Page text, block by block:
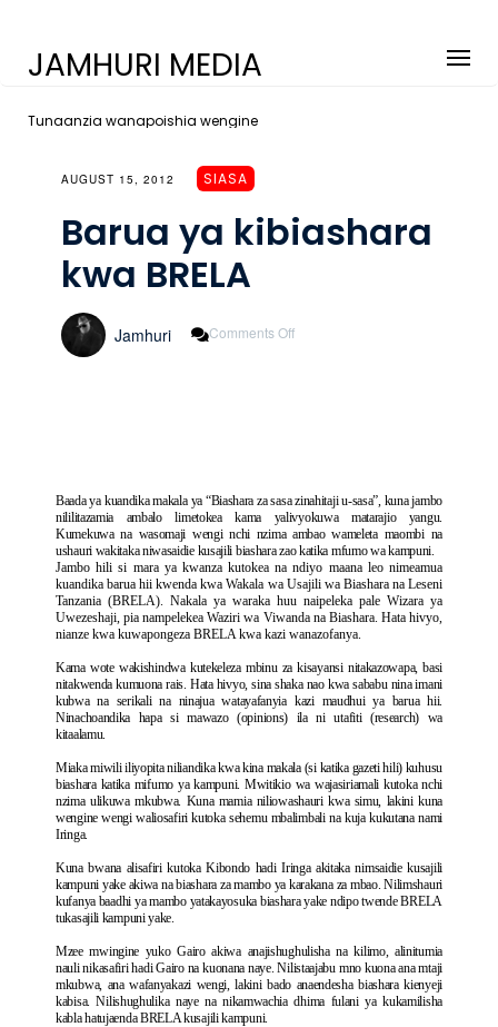
JAMHURI MEDIA
Tunaanzia wanapoishia wengine
AUGUST 15, 2012 SIASA
Barua ya kibiashara
kwa BRELA
Jamhuri Comments Off
Baada ya kuandika makala ya “Biashara za sasa zinahitaji u-sasa”, kuna jambo
nililitazamia ambalo limetokea kama yalivyokuwa matarajio yangu.
Kumekuwa na wasomaji wengi nchi nzima ambao wameleta maombi na
ushauri wakitaka niwasaidie kusajili biashara zao katika mfumo wa kampuni.
Jambo hili si mara ya kwanza kutokea na ndiyo maana leo nimeamua
kuandika barua hii kwenda kwa Wakala wa Usajili wa Biashara na Leseni
Tanzania (BRELA). Nakala ya waraka huu naipeleka pale Wizara ya
Uwezeshaji, pia nampelekea Waziri wa Viwanda na Biashara. Hata hivyo,
nianze kwa kuwapongeza BRELA kwa kazi wanazofanya.
Kama wote wakishindwa kutekeleza mbinu za kisayansi nitakazowapa, basi
nitakwenda kumuona rais. Hata hivyo, sina shaka nao kwa sababu nina imani
kubwa na serikali na ninajua watayafanyia kazi maudhui ya barua hii.
Ninachoandika hapa si mawazo (opinions) ila ni utafiti (research) wa
kitaalamu.
Miaka miwili iliyopita niliandika kwa kina makala (si katika gazeti hili) kuhusu
biashara katika mifumo ya kampuni. Mwitikio wa wajasiriamali kutoka nchi
nzima ulikuwa mkubwa. Kuna mamia niliowashauri kwa simu, lakini kuna
wengine wengi waliosafiri kutoka sehemu mbalimbali na kuja kukutana nami
Iringa.
Kuna bwana alisafiri kutoka Kibondo hadi Iringa akitaka nimsaidie kusajili
kampuni yake akiwa na biashara za mambo ya karakana za mbao. Nilimshauri
kufanya baadhi ya mambo yatakayosuka biashara yake ndipo twende BRELA
tukasajili kampuni yake.
Mzee mwingine yuko Gairo akiwa anajishughulisha na kilimo, alinitumia
nauli nikasafiri hadi Gairo na kuonana naye. Nilistaajabu mno kuona ana mtaji
mkubwa, ana wafanyakazi wengi, lakini bado anaendesha biashara kienyeji
kabisa. Nilishughulika naye na nikamwachia dhima fulani ya kukamilisha
kabla hatujaenda BRELA kusajili kampuni.